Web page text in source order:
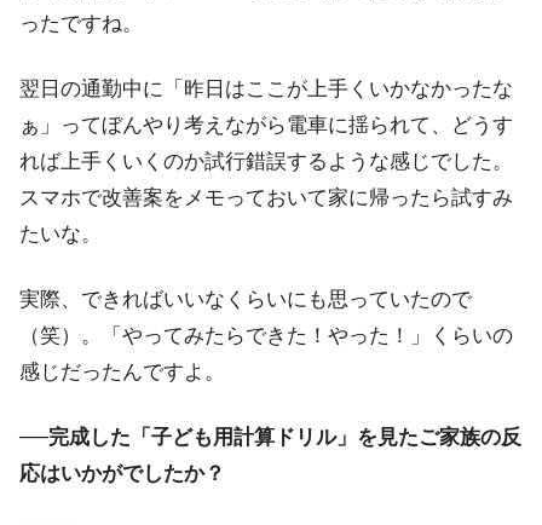
ったですね。
翌日の通勤中に「昨日はここが上手くいかなかったな
ぁ」ってぼんやり考えながら電車に揺られて、どうす
れば上手くいくのか試行錯誤するような感じでした。
スマホで改善案をメモっておいて家に帰ったら試すみ
たいな。
実際、できればいいなくらいにも思っていたので
（笑）。「やってみたらできた！やった！」くらいの
感じだったんですよ。
──完成した「子ども用計算ドリル」を見たご家族の反
応はいかがでしたか？